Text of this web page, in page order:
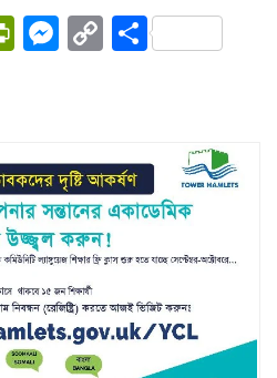
PrintFriendly
Messenger
CopyShare